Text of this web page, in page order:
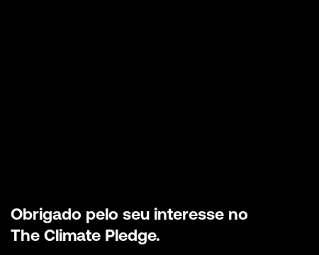
Obrigado pelo seu interesse no
The Climate Pledge.